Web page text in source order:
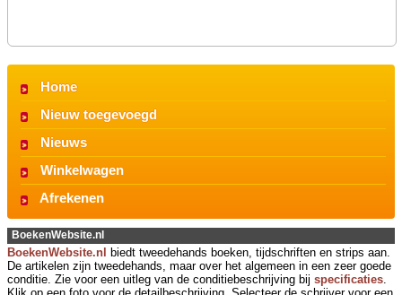
Home
Nieuw toegevoegd
Nieuws
Winkelwagen
Afrekenen
BoekenWebsite.nl
BoekenWebsite.nl
biedt tweedehands boeken, tijdschriften en strips aan.
De artikelen zijn tweedehands, maar over het algemeen in een zeer goede
conditie. Zie voor een uitleg van de conditiebeschrijving bij specificaties.